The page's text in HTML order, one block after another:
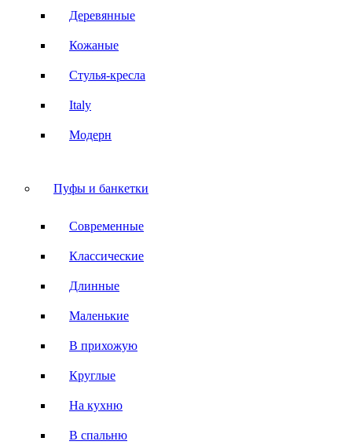
Деревянные
Кожаные
Стулья-кресла
Italy
Модерн
Пуфы и банкетки
Современные
Классические
Длинные
Маленькие
В прихожую
Круглые
На кухню
В спальню